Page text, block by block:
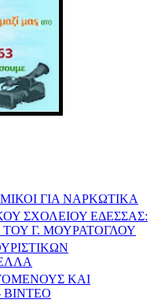
ΓΙΑ ΝΑΡΚΩΤΙΚΑ
ΣΧΟΛΕΙΟΥ ΕΔΕΣΣΑΣ:
Γ. ΜΟΥΡΑΤΟΓΛΟΥ
ΚΑΙ